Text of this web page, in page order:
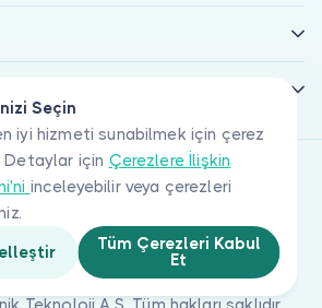
Seçin
iyi hizmeti sunabilmek için çerez
Detaylar için Çerezlere İlişkin
inceleyebilir veya çerezleri
Tüm Çerezleri Kabul
Et